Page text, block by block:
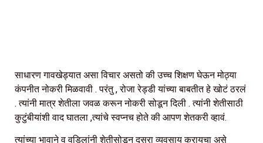
साधारण गावखेड्यात असा विचार असतो की उच्च शिक्षण घेऊन मोठ्या
कंपनीत नोकरी मिळवावी . परंतु , रोजा रेड्डी यांच्या बाबतीत हे खोटं ठरलं
. त्यांनी मात्र शेतीला जवळ करून नोकरी सोडून दिली . त्यांनी शेतीसाठी
कुटुंबीयांशी वाद घातला ,त्यांचे स्वप्नच होते की आपण शेतकरी व्हावं.
त्यांच्या भावाने व वडिलांनी शेतीसोडून दुसरा व्यवसाय करायचा असे